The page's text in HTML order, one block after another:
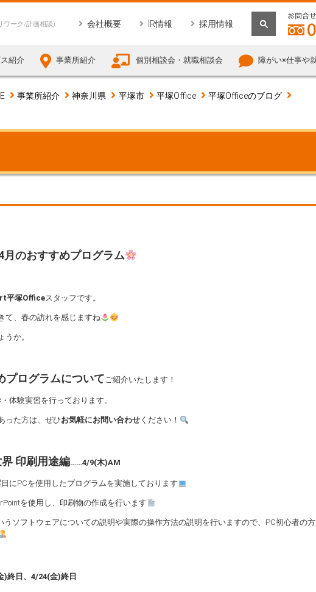
ワーク/計画相談)
会社概要 IR情報 採用情報
紹介 事業所紹介 個別相談会・就職相談会 障がい×仕事や
事業所紹介 神奈川県 平塚市 平塚Office
平塚Officeのブログ
月のおすすめプログラム
平塚Officeスタッフです。
て、春の訪れを感じますね
うか。
プログラムについてご紹介いたします！
体験実習を行っております。
った方は、ぜひお気軽にお問い合わせ ください！
印刷用途編……4/9(木)AM
にPCを使用したプログラムを実施しております
を使用し、印刷物の作成を行います
うソフトウェアについての説明や実際の操作方法の説明を行いますので、PC初心者の
終日、4/24(金)終日